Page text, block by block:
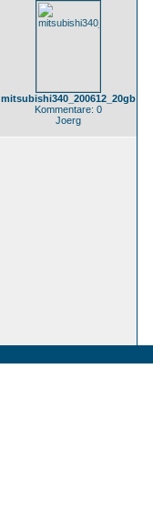
mitsubishi340_200612_20gb
Kommentare: 0
Joerg